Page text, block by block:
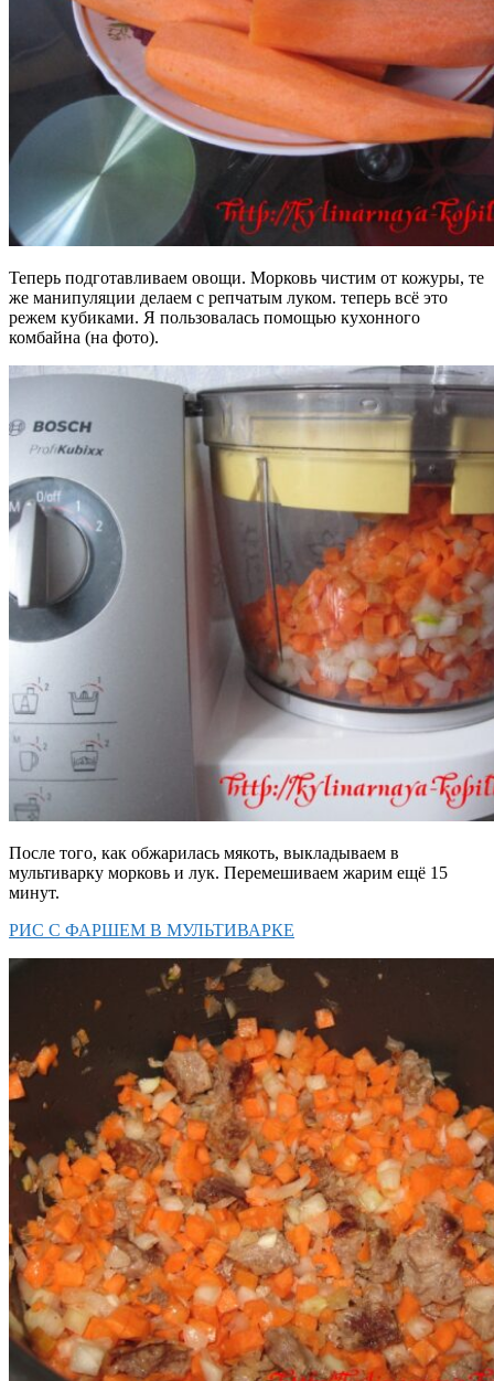
Теперь подготавливаем овощи. Морковь чистим от кожуры, те
же манипуляции делаем с репчатым луком. теперь всё это
режем кубиками. Я пользовалась помощью кухонного
комбайна (на фото).
После того, как обжарилась мякоть, выкладываем в
мультиварку морковь и лук. Перемешиваем жарим ещё 15
минут.
РИС С ФАРШЕМ В МУЛЬТИВАРКЕ